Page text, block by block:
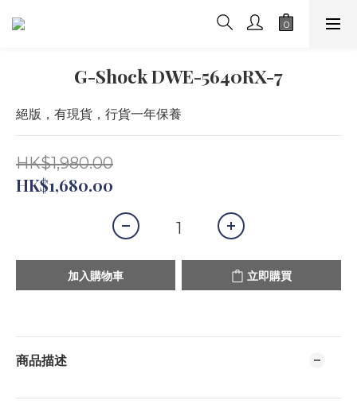
G-Shock DWE-5640RX-7
絕版，有現貨，行貨一年保養
HK$1,980.00
HK$1,680.00
加入購物車 立即購買
商品描述